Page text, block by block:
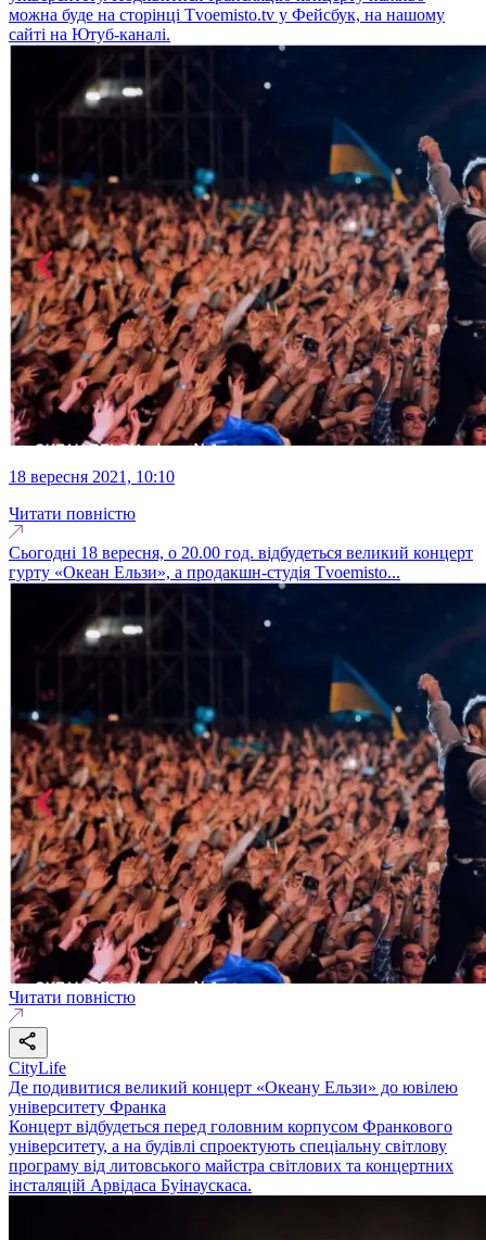
можна буде на сторінці Tvoemisto.tv у Фейсбук, на нашому
сайті на Ютуб-каналі.
18 вересня 2021, 10:10
Читати повністю
Сьогодні 18 вересня, о 20.00 год. відбудеться великий концерт
гурту «Океан Ельзи», а продакшн-студія Tvoemisto...
Читати повністю
CityLife
Де подивитися великий концерт «Океану Ельзи» до ювілею
університету Франка
Концерт відбудеться перед головним корпусом Франкового
університету, а на будівлі спроектують спеціальну світлову
програму від литовського майстра світлових та концертних
інсталяцій Арвідаса Буінаускаса.